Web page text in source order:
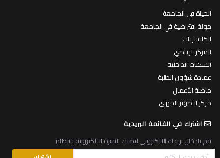
الحياة في الجامعة
جولة افتراضية في الجامعة
الكافتيريات
المركز الرياضي
السكنات الداخلية
عمادة شؤون الطلبة
حاضنة الأعمال
مركز التطوير المهني
اشترك في القائمة البريدية
قم بادخال بريدك الالكتروني لتصلك النشرة الالكترونية بانتظام